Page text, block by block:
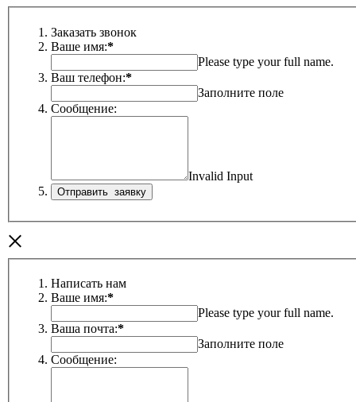
Заказать звонок
Ваше имя:*
Please type your full name.
Ваш телефон:*
Заполните поле
Сообщение:
Invalid Input
×
Написать нам
Ваше имя:*
Please type your full name.
Ваша почта:*
Заполните поле
Сообщение: